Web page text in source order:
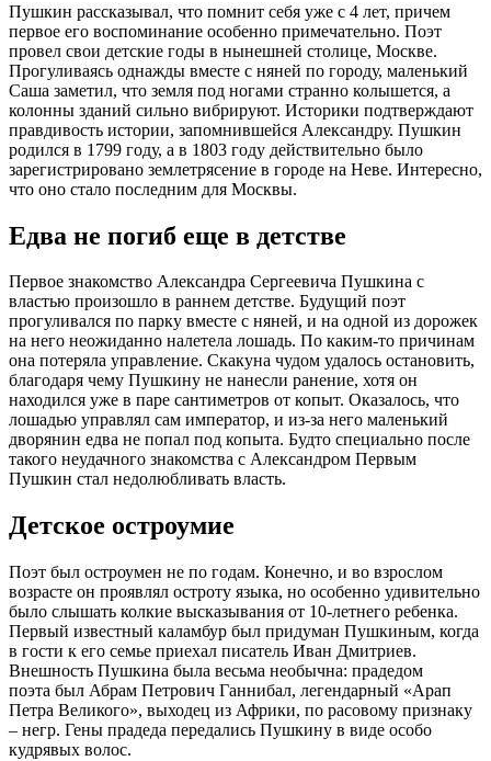
Пушкин рассказывал, что помнит себя уже с 4 лет, причем
первое его воспоминание особенно примечательно. Поэт
провел свои детские годы в нынешней столице, Москве.
Прогуливаясь однажды вместе с няней по городу, маленький
Саша заметил, что земля под ногами странно колышется, а
колонны зданий сильно вибрируют. Историки подтверждают
правдивость истории, запомнившейся Александру. Пушкин
родился в 1799 году, а в 1803 году действительно было
зарегистрировано землетрясение в городе на Неве. Интересно,
что оно стало последним для Москвы.
Едва не погиб еще в детстве
Первое знакомство Александра Сергеевича Пушкина с
властью произошло в раннем детстве. Будущий поэт
прогуливался по парку вместе с няней, и на одной из дорожек
на него неожиданно налетела лошадь. По каким-то причинам
она потеряла управление. Скакуна чудом удалось остановить,
благодаря чему Пушкину не нанесли ранение, хотя он
находился уже в паре сантиметров от копыт. Оказалось, что
лошадью управлял сам император, и из-за него маленький
дворянин едва не попал под копыта. Будто специально после
такого неудачного знакомства с Александром Первым
Пушкин стал недолюбливать власть.
Детское остроумие
Поэт был остроумен не по годам. Конечно, и во взрослом
возрасте он проявлял остроту языка, но особенно удивительно
было слышать колкие высказывания от 10-летнего ребенка.
Первый известный каламбур был придуман Пушкиным, когда
в гости к его семье приехал писатель Иван Дмитриев.
Внешность Пушкина была весьма необычна: прадедом
поэта был Абрам Петрович Ганнибал, легендарный «Арап
Петра Великого», выходец из Африки, по расовому признаку
– негр. Гены прадеда передались Пушкину в виде особо
кудрявых волос.